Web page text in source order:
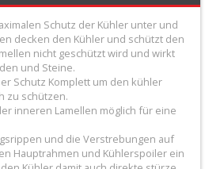
Schutz der Kühler unter und
decken den Kühler und schützt den
nicht geschützt wird und wirkt
und Steine.
Schutz Komplett um den kühler
zu schützen.
inneren Lamellen möglich für eine
und die Verstrebungen auf
Hauptrahmen und Kühlerspoiler ein